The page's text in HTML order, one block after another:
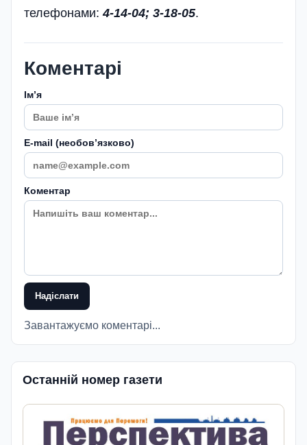
телефонами:4-14-04; 3-18-05.
Коментарі
Імʼя
E-mail (необовʼязково)
Коментар
Надіслати
Завантажуємо коментарі...
Останній номер газети